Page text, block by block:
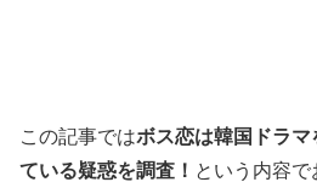
この記事ではボス恋は韓国ドラ
ている疑惑を調査！ という内容で